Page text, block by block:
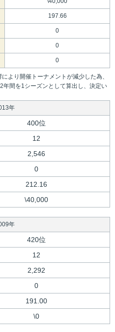
197.66
0
0
0
より開催トーナメントが減少した為、
間を1シーズンとして算出し、決定い
年
400位
12
2,546
0
212.16
\40,000
年
420位
12
2,292
0
191.00
\0